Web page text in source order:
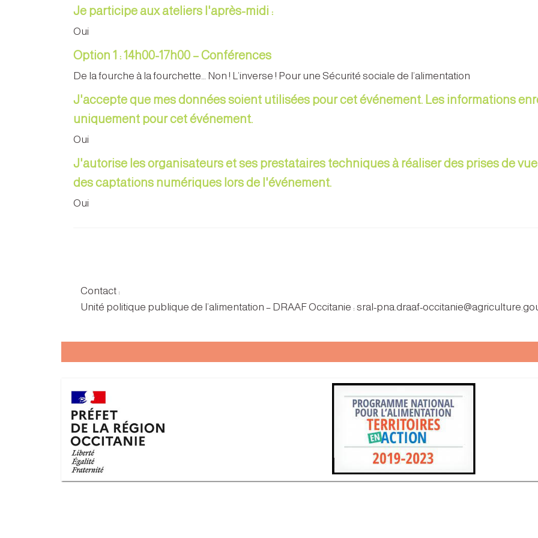
Je participe aux ateliers l'après-midi :
Oui
Option 1 : 14h00-17h00 – Conférences
De la fourche à la fourchette… Non ! L’inverse ! Pour une Sécurité sociale de l’alimentation
J'accepte que mes données soient utilisées pour cet événement. Les informations
uniquement pour cet événement.
Oui
J'autorise les organisateurs et ses prestataires techniques à réaliser des prises de
des captations numériques lors de l'événement.
Oui
Contact :
Unité politique publique de l’alimentation – DRAAF Occitanie : sral-pna.draaf-